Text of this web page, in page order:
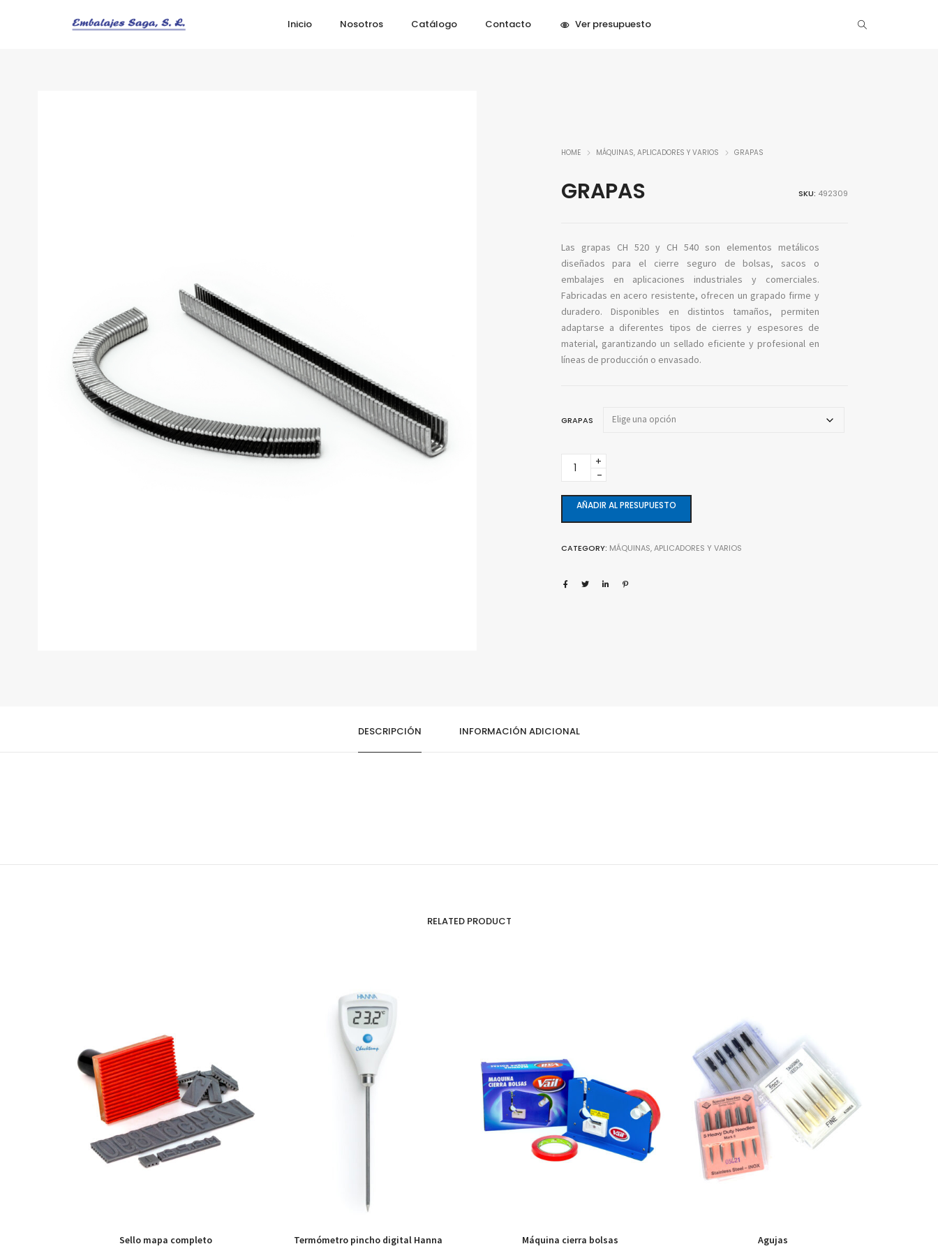
Inicio Nosotros Catálogo Contacto Ver presupuesto
HOME MÁQUINAS, APLICADORES Y VARIOS GRAPAS
GRAPAS SKU: 492309
Las grapas CH 520 y CH 540 son elementos metálicos
diseñados para el cierre seguro de bolsas, sacos o
embalajes en aplicaciones industriales y comerciales.
Fabricadas en acero resistente, ofrecen un grapado firme y
duradero. Disponibles en distintos tamaños, permiten
adaptarse a diferentes tipos de cierres y espesores de
material, garantizando un sellado eficiente y profesional en
líneas de producción o envasado.
GRAPAS
Grapas
quantity
AÑADIR AL PRESUPUESTO
CATEGORY: MÁQUINAS, APLICADORES Y VARIOS
DESCRIPCIÓN INFORMACIÓN ADICIONAL
RELATED PRODUCT
Sello mapa completo Termómetro pincho digital Hanna Máquina cierra bolsas Agujas